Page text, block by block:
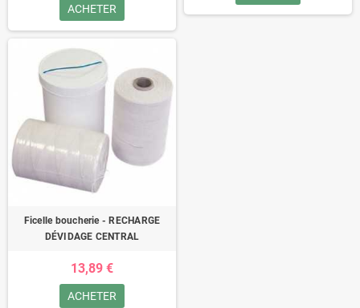
ACHETER
Ficelle boucherie - RECHARGE
DÉVIDAGE CENTRAL
13,89 €
ACHETER